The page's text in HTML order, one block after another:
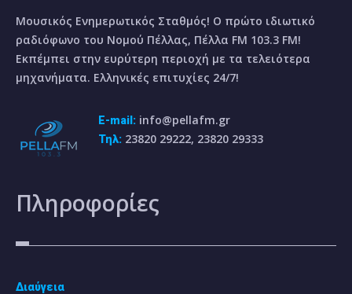
Μουσικός Ενημερωτικός Σταθμός! Ο πρώτο ιδιωτικό
ραδιόφωνο του Νομού Πέλλας, Πέλλα FM 103.3 FM!
Εκπέμπει στην ευρύτερη περιοχή με τα τελειότερα
μηχανήματα. Ελληνικές επιτυχίες 24/7!
E-mail: info@pellafm.gr
Τηλ: 23820 29222, 23820 29333
Πληροφορίες
Διαύγεια